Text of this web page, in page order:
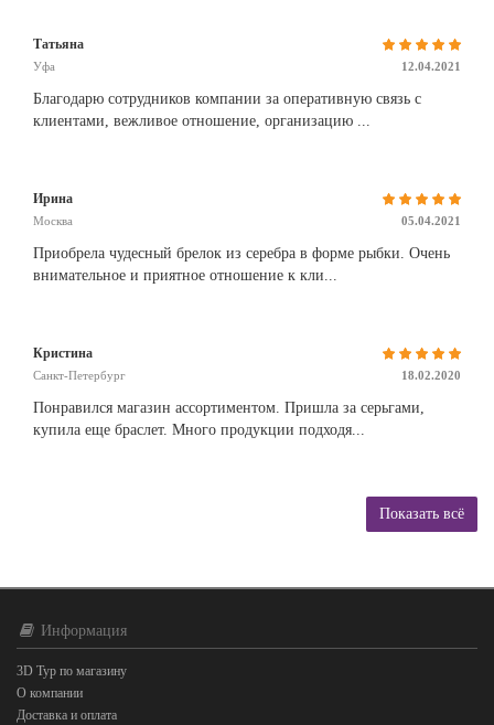
Татьяна
Уфа 12.04.2021
Благодарю сотрудников компании за оперативную связь с
клиентами, вежливое отношение, организацию ...
Ирина
Москва 05.04.2021
Приобрела чудесный брелок из серебра в форме рыбки. Очень
внимательное и приятное отношение к кли...
Кристина
Санкт-Петербург 18.02.2020
Понравился магазин ассортиментом. Пришла за серьгами,
купила еще браслет. Много продукции подходя...
Показать всё
Информация
3D Тур по магазину
О компании
Доставка и оплата